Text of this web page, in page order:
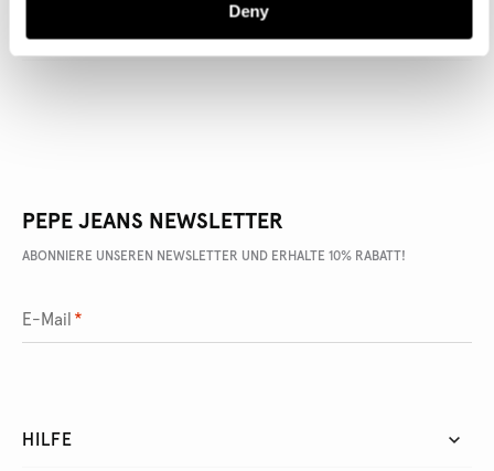
Deny
LIEFERUNG UND RÜCKGABE
PEPE JEANS NEWSLETTER
ABONNIERE UNSEREN NEWSLETTER UND ERHALTE 10% RABATT!
E-Mail *
HILFE